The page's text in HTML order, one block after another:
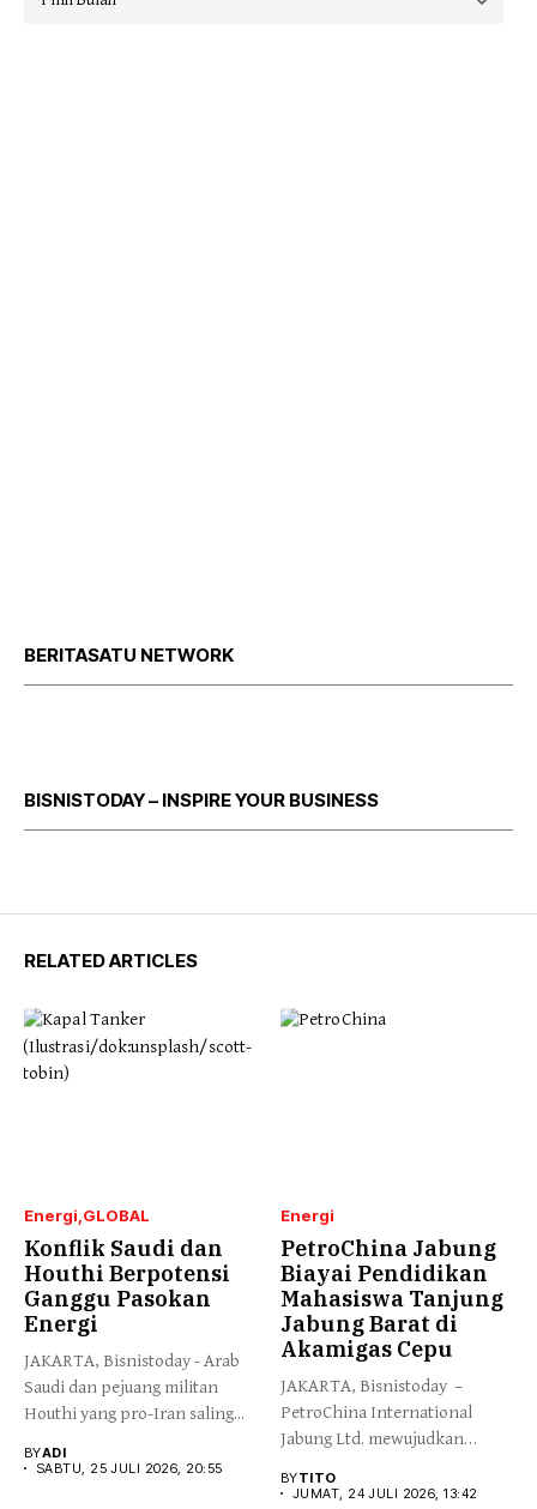
BERITASATU NETWORK
BISNISTODAY – INSPIRE YOUR BUSINESS
RELATED ARTICLES
Energi GLOBAL
Konflik Saudi dan
Houthi Berpotensi
Ganggu Pasokan
Energi
JAKARTA, Bisnistoday - Arab
Saudi dan pejuang militan
Houthi yang pro-Iran saling...
BYADI
SABTU, 25 JULI 2026, 20:55
Energi
PetroChina Jabung
Biayai Pendidikan
Mahasiswa Tanjung
Jabung Barat di
Akamigas Cepu
JAKARTA, Bisnistoday –
PetroChina International
Jabung Ltd. mewujudkan
pendidikan...
BYTITO
JUMAT, 24 JULI 2026, 13:42